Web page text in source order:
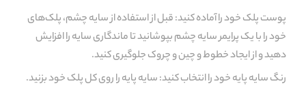
پوست پلک خود را آماده کنید: قبل از استفاده از سایه چشم، پلک‌های
خود را با یک پرایمر سایه چشم بپوشانید تا ماندگاری سایه را افزایش
دهید و از ایجاد خطوط و چین و چروک جلوگیری کنید.
رنگ سایه پایه خود را انتخاب کنید: سایه پایه را روی کل پلک خود بزنید.